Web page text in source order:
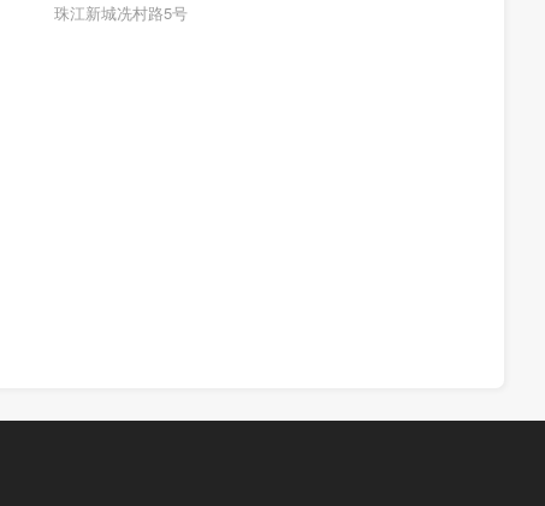
珠江新城冼村路5号